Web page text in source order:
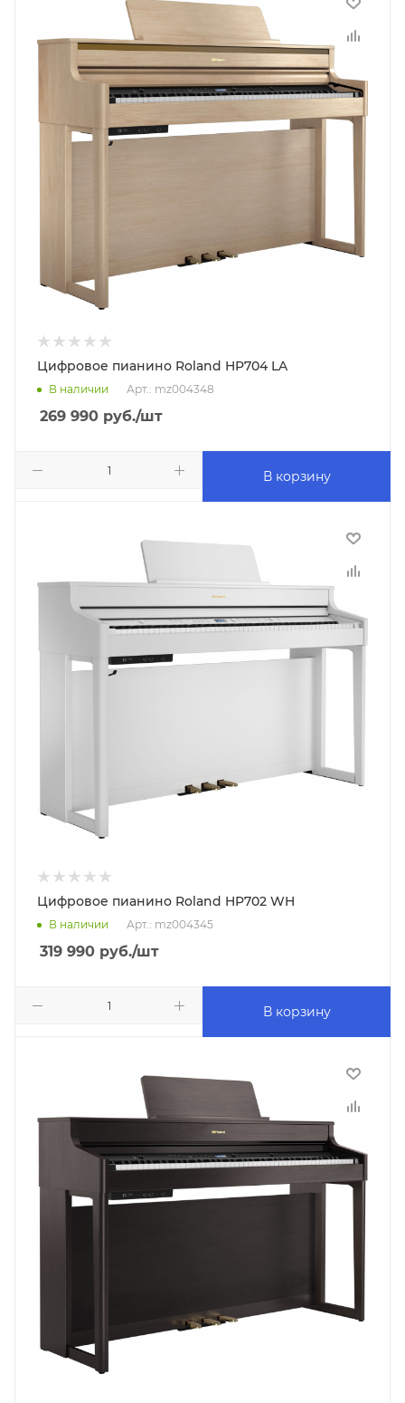
Цифровое пианино Roland HP704 LA
В наличии Арт.: mz004348
269 990 руб./шт
В корзину
Цифровое пианино Roland HP702 WH
В наличии Арт.: mz004345
319 990 руб./шт
В корзину